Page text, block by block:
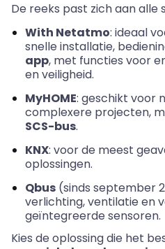
De reeks past zichaanalle
With Netatmo: ideaal
snelle installatie,
app, met functies voor
enveiligheid.
MyHOME: geschikt voor
complexere projecten,
SCS-bus.
KNX: voorde meest
oplossingen.
Qbus (sinds september
verlichting,ventilatie en
geïntegreerde sensoren.
Kies de oplossingdie het